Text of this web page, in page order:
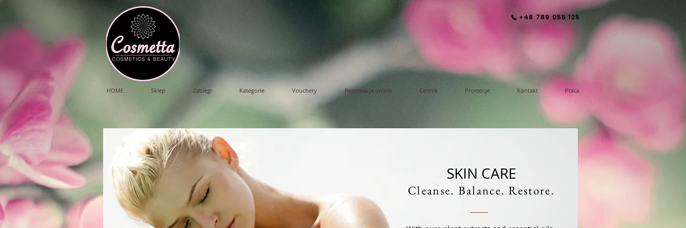
+48 789 055 125
HOME Sklep Zabiegi Kategorie Vouchery Rezerwacja online Cennik Promocje Kontakt Praca
SKIN CARE
Cleanse. Balance. Restore.